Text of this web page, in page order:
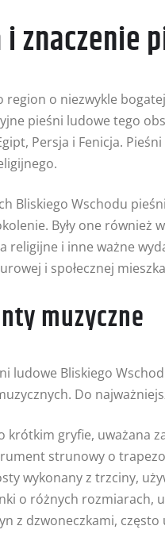
znaczenie
region o niezwykle
pieśni ludowe tego
Persja i Fenicja.
Bliskiego Wschodu
Były one również
religijne i inne ważne
i społecznej
muzyczne
ludowe Bliskiego
Do
krótkim gryfie, uważana
strunowy o
wykonany z trzciny,
o różnych rozmiarach,
z dzwoneczkami, często